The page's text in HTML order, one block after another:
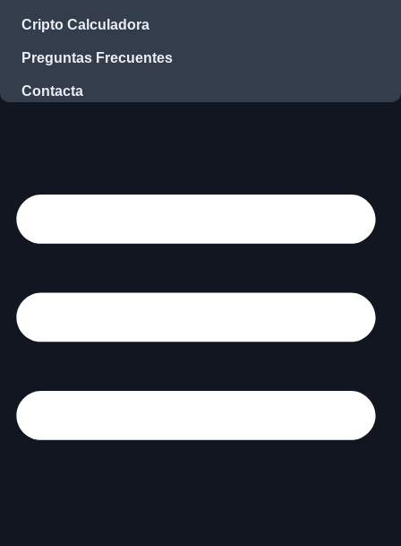
Cripto Calculadora
Preguntas Frecuentes
Contacta